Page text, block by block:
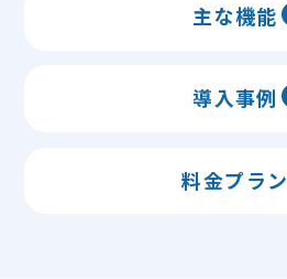
主な機能
導入事例
料金プラン